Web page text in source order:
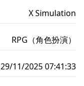
X Simulation
RPG（角色扮演）
29/11/2025 07:41:33